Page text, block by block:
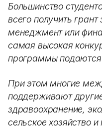
Большинство
всего получить
менеджмент или
самая высокая
программы подаются
При этом многие
поддерживают
здравоохранение,
сельское хозяйство